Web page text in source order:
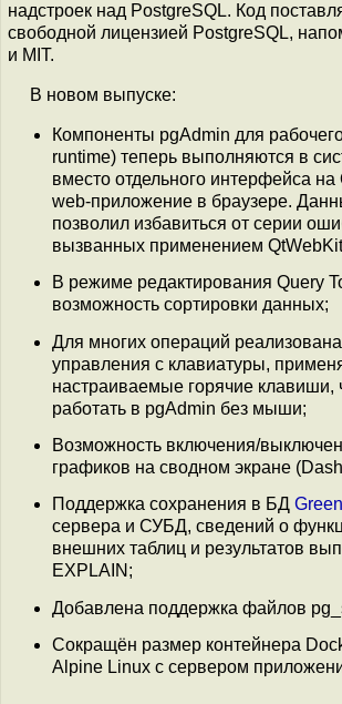
надстроек над PostgreSQL. Код
свободной лицензией PostgreSQL,
и MIT.
В новом выпуске:
Компоненты pgAdmin для
runtime) теперь выполняются в
вместо отдельного интерфейса
web-приложение в браузере.
позволил избавиться от серии
вызванных применением
В режиме редактирования Query
возможность сортировки данных;
Для многих операций
управления с клавиатуры,
настраиваемые горячие клавиши,
работать в pgAdmin без мыши;
Возможность включения/
графиков на сводном экране
Поддержка сохранения в БД
сервера и СУБД, сведений о
внешних таблиц и результатов
EXPLAIN;
Добавлена поддержка файлов
Сокращён размер контейнера
Alpine Linux с сервером